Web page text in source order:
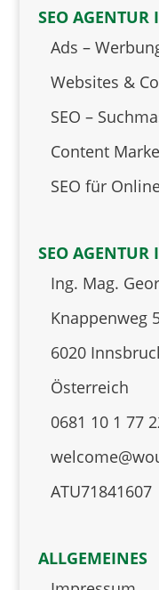
SEO
Ads –
Websites &
SEO –
Content
SEO für
SEO AGENTUR
Ing. Mag.
Knappenweg
6020
Österreich
0681 10 1 77
ATU71841607
ALLGEMEINES